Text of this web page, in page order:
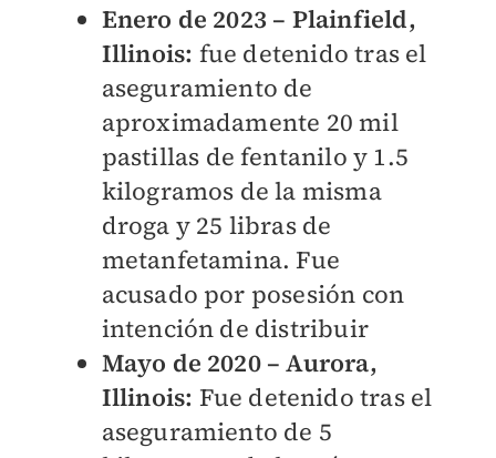
Enero de 2023 – Plainfield,
Illinois: fue detenido tras el
aseguramiento de
aproximadamente 20 mil
pastillas de fentanilo y 1.5
kilogramos de la misma
droga y 25 libras de
metanfetamina. Fue
acusado por posesión con
intención de distribuir
Mayo de 2020 – Aurora,
Illinois: Fue detenido tras el
aseguramiento de 5